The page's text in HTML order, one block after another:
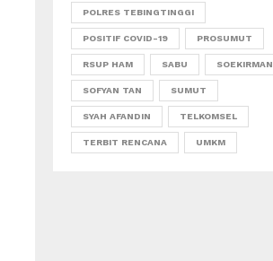
POLRES TEBINGTINGGI
POSITIF COVID-19 PROSUMUT
RSUP HAM SABU SOEKIRMAN
SOFYAN TAN SUMUT
SYAH AFANDIN TELKOMSEL
TERBIT RENCANA UMKM